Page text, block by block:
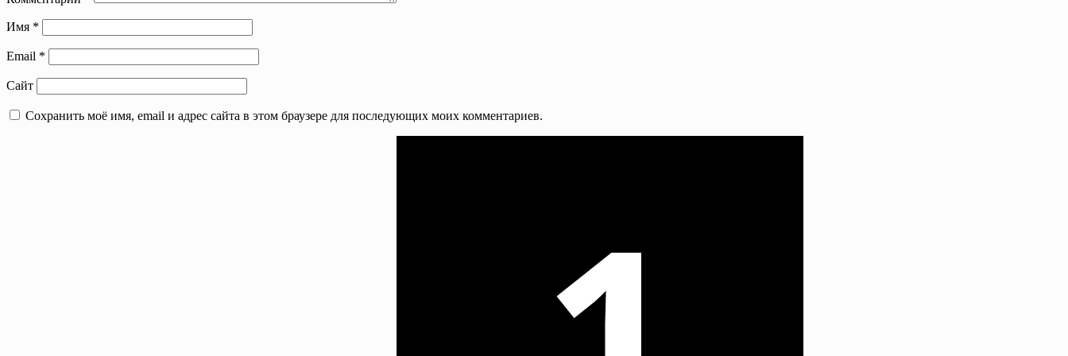
Имя *
Email *
Сайт
Сохранить моё имя, email и адрес сайта в этом браузере для последующих моих комментариев.